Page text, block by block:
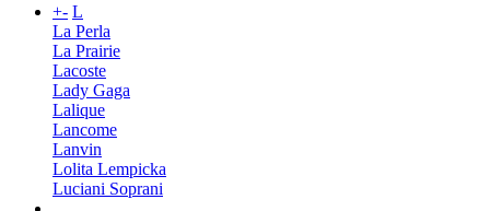
+- L
La Perla
La Prairie
Lacoste
Lady Gaga
Lalique
Lancome
Lanvin
Lolita Lempicka
Luciani Soprani